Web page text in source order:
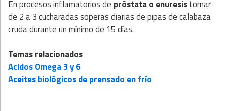
En procesos inflamatorios de próstata o enuresistomar
de 2 a 3 cucharadas soperas diarias de pipas de calabaza
cruda durante un mínimo de 15 días.
Temas relacionados
Acidos Omega 3 y 6
Aceites biológicos de prensado en frío